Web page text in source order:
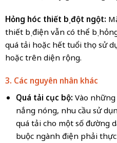
Hỏng hóc thiết bị đột ngột:
thiết bị điện vẫn có thể bị
quá tải hoặc hết tuổi thọ sử
hoặc trên diện rộng.
3. Các nguyên nhân khác
Quá tải cục bộ: Vào
nắng nóng, nhu cầu sử
quá tải cho một số đường
buộc ngành điện phải